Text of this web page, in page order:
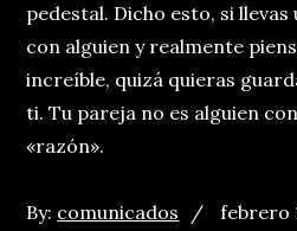
pedestal. Dicho esto, si
con alguien y realmente
increíble, quizá quieras
ti. Tu pareja no es alguien
«razón».
By: comunicados
Posted
febrero